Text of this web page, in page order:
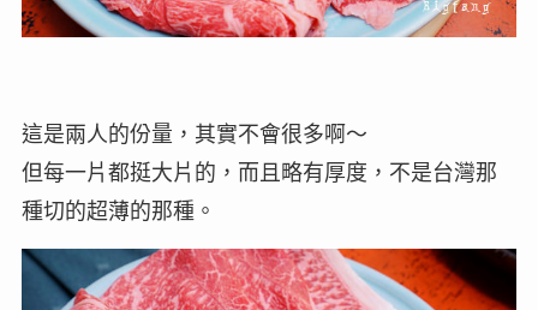
這是兩人的份量，其實不會很多啊～
但每一片都挺大片的，而且略有厚度，不是台灣那
種切的超薄的那種。